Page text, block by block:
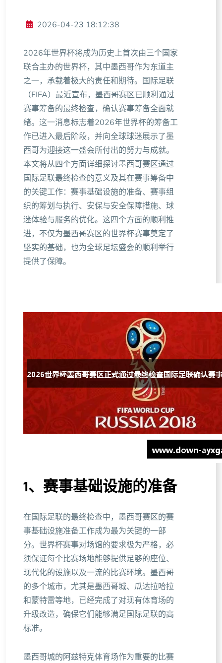
2026-04-23 18:12:38
2026年世界杯将成为历史上首次由三个国家
联合主办的世界杯，其中墨西哥作为东道主
之一，承载着极大的责任和期待。国际足联
（FIFA）最近宣布，墨西哥赛区已顺利通过
赛事筹备的最终检查，确认赛事筹备全面就
绪。这一消息标志着2026年世界杯的筹备工
作已进入最后阶段，并向全球球迷展示了墨
西哥为迎接这一盛会所付出的努力与成就。
本文将从四个方面详细探讨墨西哥赛区通过
国际足联最终检查的意义及其在赛事筹备中
的关键工作：赛事基础设施的准备、赛事组
织的筹划与执行、安保与安全保障措施、球
迷体验与服务的优化。这四个方面的顺利推
进，不仅为墨西哥赛区的世界杯赛事奠定了
坚实的基础，也为全球足坛盛会的顺利举行
提供了保障。
1、赛事基础设施的准备
在国际足联的最终检查中，墨西哥赛区的赛
事基础设施准备工作成为最为关键的一部
分。世界杯赛事对场馆的要求极为严格，必
须保证每个比赛场地能够提供足够的座位、
现代化的设施以及一流的比赛环境。墨西哥
的多个城市，尤其是墨西哥城、瓜达拉哈拉
和蒙特雷等地，已经完成了对现有体育场的
升级改造，确保它们能够满足国际足联的高
标准。
墨西哥城的阿兹特克体育场作为重要的比赛